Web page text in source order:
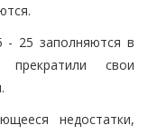
- 25 заполняются в
свои
недостатки,